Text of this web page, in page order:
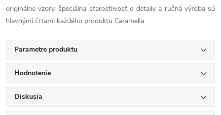
originálne vzory, špeciálna starostlivosť o detaily a ručná výroba sú
hlavnými črtami každého produktu Caramella.
Parametre produktu
Hodnotenie
Diskusia